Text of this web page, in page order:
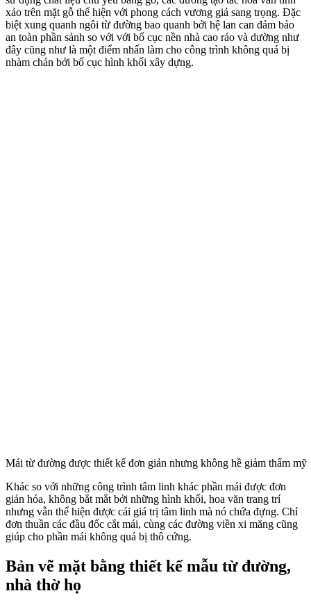
xảo trên mặt gỗ thể hiện với phong cách vương giả sang trọng. Đặc
biệt xung quanh ngôi từ đường bao quanh bởi hệ lan can đảm bảo
an toàn phần sảnh so với với bố cục nền nhà cao ráo và dường như
đây cũng như là một điểm nhấn làm cho công trình không quá bị
nhàm chán bởi bố cục hình khối xây dựng.
Mái từ đường được thiết kế đơn giản nhưng không hề giảm thẩm mỹ
Khác so với những công trình tâm linh khác phần mái được đơn
giản hóa, không bắt mắt bởi những hình khối, hoa văn trang trí
nhưng vẫn thể hiện được cái giá trị tâm linh mà nó chứa đựng. Chỉ
đơn thuần các đầu đốc cắt mái, cùng các đường viền xi măng cũng
giúp cho phần mái không quá bị thô cứng.
Bản vẽ mặt bằng thiết kế mẫu từ đường,
nhà thờ họ